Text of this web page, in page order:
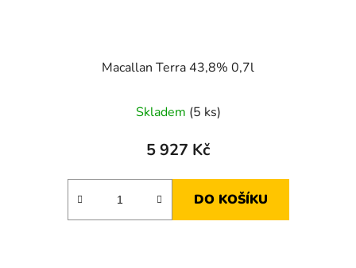
Macallan Terra 43,8% 0,7l
Skladem (5 ks)
5 927 Kč
DO KOŠÍKU